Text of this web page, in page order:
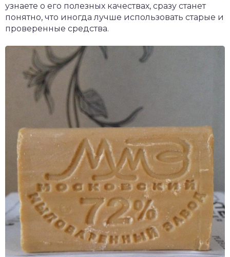
узнаете о его полезных качествах, сразу станет
понятно, что иногда лучше использовать старые и
проверенные средства.